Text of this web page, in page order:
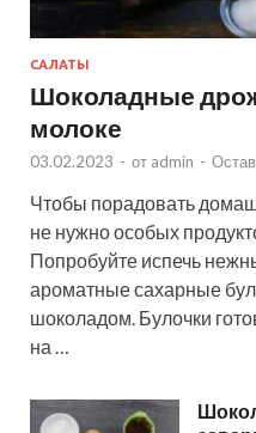
САЛАТЫ
Шоколадные
молоке
03.02.2023 - от admin -
Чтобы порадовать
не нужно особых
Попробуйте испечь
ароматные сахарные
шоколадом. Булочки
на …